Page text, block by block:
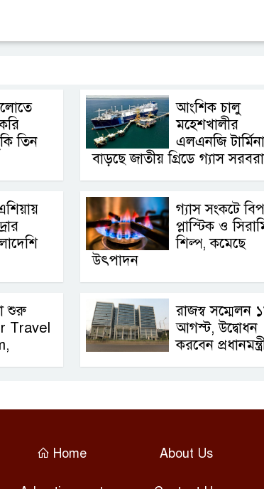
তিন
আংশিক চালু
মহেশখালীর
এলএনজি
বাড়ছে জাতীয় গ্রিডে গ্যাস
গ্যাস সংকটে
প্লাস্টিক ও
শিল্প, কমেছে
উৎপাদন
শুরু
Travel
রাজস্ব সম্মেলন
আগস্ট, উদ্বোধন
করবেন
Home About Us